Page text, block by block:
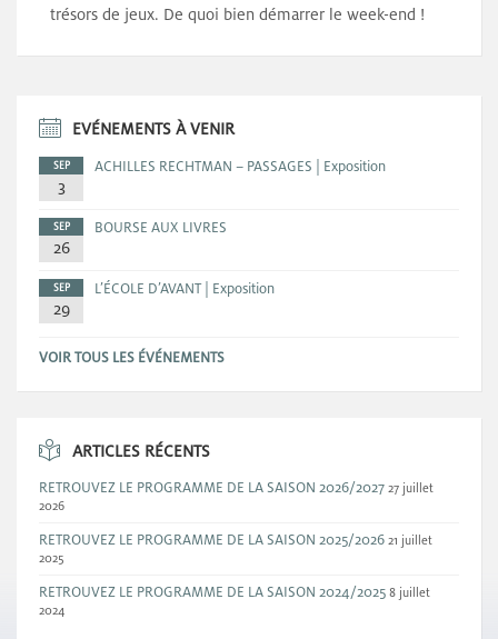
trésors de jeux. De quoi bien démarrer le week-end !
EVÉNEMENTS À VENIR
SEP
3
ACHILLES RECHTMAN – PASSAGES | Exposition
SEP
26
BOURSE AUX LIVRES
SEP
29
L’ÉCOLE D’AVANT | Exposition
VOIR TOUS LES ÉVÉNEMENTS
ARTICLES RÉCENTS
RETROUVEZ LE PROGRAMME DE LA SAISON 2026/2027 27 juillet
2026
RETROUVEZ LE PROGRAMME DE LA SAISON 2025/2026 21 juillet
2025
RETROUVEZ LE PROGRAMME DE LA SAISON 2024/2025 8 juillet
2024